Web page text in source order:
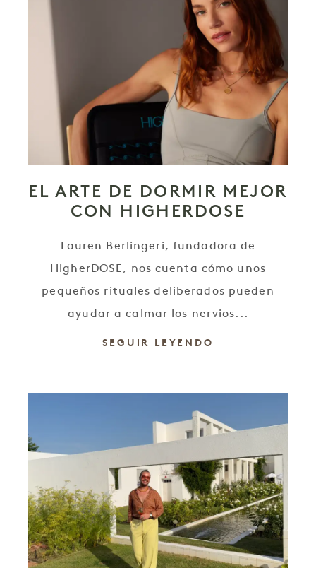
EL ARTE DE DORMIR MEJOR
CON HIGHERDOSE
Lauren Berlingeri, fundadora de
HigherDOSE, nos cuenta cómo unos
pequeños rituales deliberados pueden
ayudar a calmar los nervios...
SEGUIR LEYENDO